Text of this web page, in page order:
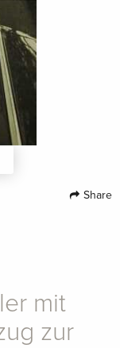
Share
mit
zur